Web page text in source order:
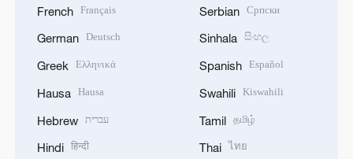
French Français
German Deutsch
Greek Ελληνικά
Hausa Hausa
Hebrew עברית
Hindi हिन्दी
Serbian Српски
Sinhala සිංහල
Spanish Español
Swahili Kiswahili
Tamil தமிழ்
Thai ไทย